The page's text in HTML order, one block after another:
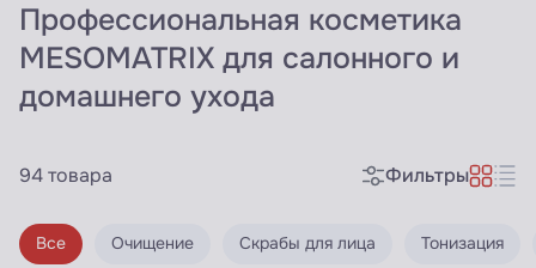
MESOMATRIX -
Профессиональная косметика
MESOMATRIX для салонного и
домашнего ухода
94 товара Фильтры
Все Очищение Скрабы для лица Тонизация